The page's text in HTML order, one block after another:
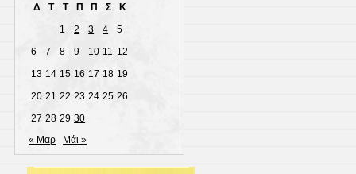
Δ
Τ Τ Π Π Σ
Κ
1
2 3 4
5
6
7 8 9 10 11
12
13 14 15 16 17 18 19
20 21 22 23 24 25 26
27 28 29 30
« Μαρ
Μάι »